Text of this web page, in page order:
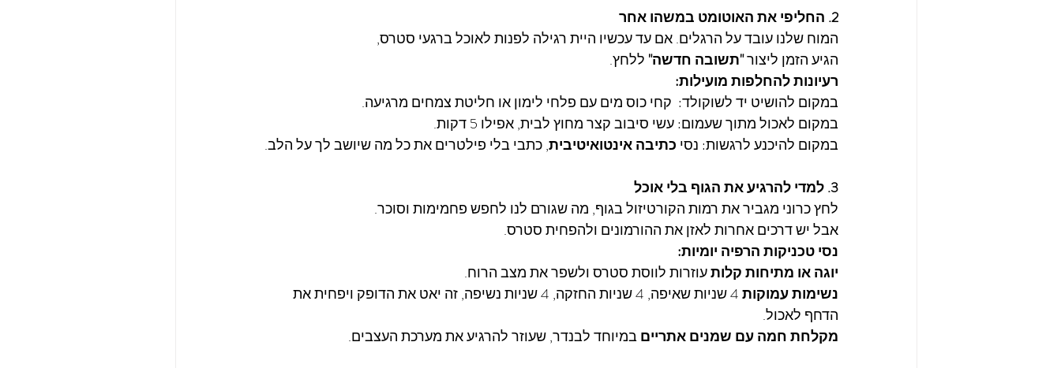
2. החליפי את האוטומט במשהו אחר
המוח שלנו עובד על הרגלים. אם עד עכשיו היית רגילה לפנות לאוכל ברגעי סטרס,
הגיע הזמן ליצור "תשובה חדשה" ללחץ.
רעיונות להחלפות מועילות:
במקום להושיט יד לשוקולד:  קחי כוס מים עם פלחי לימון או חליטת צמחים מרגיעה.
במקום לאכול מתוך שעמום: עשי סיבוב קצר מחוץ לבית, אפילו 5 דקות.
במקום להיכנע לרגשות: נסי כתיבה אינטואיטיבית, כתבי בלי פילטרים את כל מה שיושב לך על הלב.
3. למדי להרגיע את הגוף בלי אוכל
לחץ כרוני מגביר את רמות הקורטיזול בגוף, מה שגורם לנו לחפש פחמימות וסוכר.
אבל יש דרכים אחרות לאזן את ההורמונים ולהפחית סטרס.
נסי טכניקות הרפיה יומיות:
יוגה או מתיחות קלות עוזרות לווסת סטרס ולשפר את מצב הרוח.
נשימות עמוקות
4 שניות שאיפה, 4 שניות החזקה, 4 שניות נשיפה, זה יאט את הדופק ויפחית את
הדחף לאכול.
מקלחת חמה עם שמנים אתריים במיוחד לבנדר, שעוזר להרגיע את מערכת העצבים.